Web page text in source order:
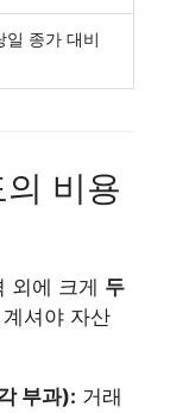
일 종가 대비
비용
외에 크게 두
셔야 자산
부과): 거래